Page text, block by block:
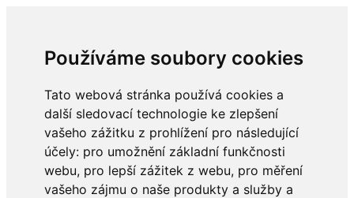
Používáme soubory cookies
Tato webová stránka používá cookies a
další sledovací technologie ke zlepšení
vašeho zážitku z prohlížení pro následující
účely: pro umožnění základní funkčnosti
webu, pro lepší zážitek z webu, pro měření
vašeho zájmu o naše produkty a služby a